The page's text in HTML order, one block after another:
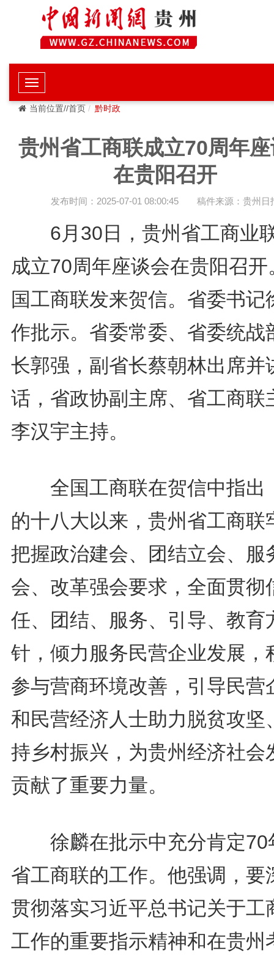
当前位置//首页 黔时政
贵州省工商联成立70周年
在贵阳召开
发布时间：2025-07-01 08:00:45 稿件来源：贵州日
6月30日，贵州省工商业
成立70周年座谈会在贵阳召开
国工商联发来贺信。省委书记
作批示。省委常委、省委统战
长郭强，副省长蔡朝林出席并
话，省政协副主席、省工商联
李汉宇主持。
全国工商联在贺信中指出
的十八大以来，贵州省工商联
把握政治建会、团结立会、服
会、改革强会要求，全面贯彻
任、团结、服务、引导、教育
针，倾力服务民营企业发展，
参与营商环境改善，引导民营
和民营经济人士助力脱贫攻坚
持乡村振兴，为贵州经济社会
贡献了重要力量。
徐麟在批示中充分肯定70
省工商联的工作。他强调，要
贯彻落实习近平总书记关于工
工作的重要指示精神和在贵州